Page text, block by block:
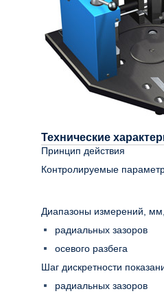
Технические
Принцип действия
Контролируемые
Диапазоны измерений,
радиальных зазоров
осевого разбега
Шаг дискретности
радиальных зазоров